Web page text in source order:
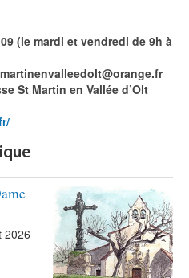
(le mardi et vendredi de 9h à
St Martin en Vallée d’Olt
2026